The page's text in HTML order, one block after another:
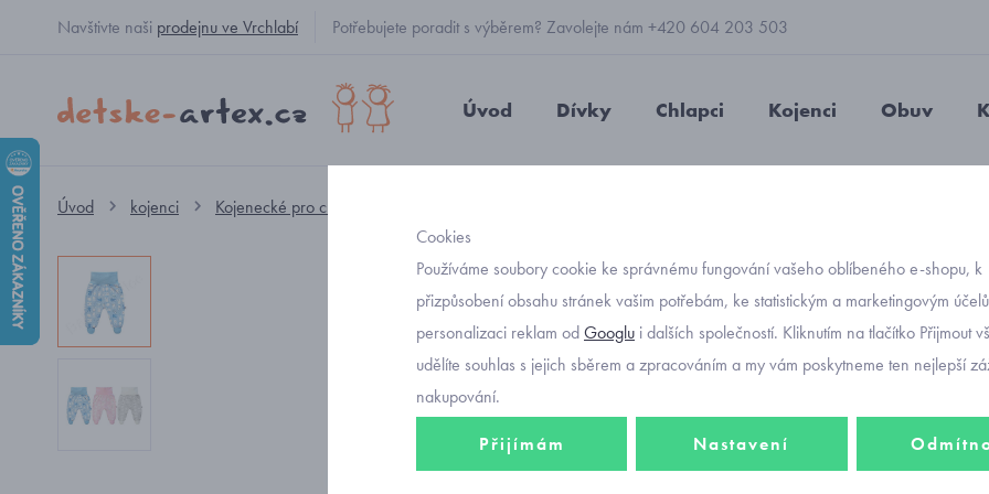
Navštivte naši prodejnu ve Vrchlabí Potřebujete poradit s výběrem? Zavolejte nám +420 604 203 503
Úvod Dívky Chlapci Kojenci Obuv
Úvod kojenci Kojenecké pro chlapečky
Objednávací
197
Cookies
Používáme soubory cookie ke správnému fungování vašeho oblíbeného e-shopu, k
přizpůsobení obsahu stránek vašim potřebám, ke statistickým a marketingovým
personalizaci reklam odGooglu i dalších společností. Kliknutím na tlačítko Přijmout
udělíte souhlas s jejich sběrem a zpracováním a my vám poskytneme ten nejlepší
nakupování.
Přijímám Nastavení